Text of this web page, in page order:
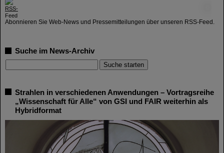
Abonnieren Sie Web-News und Pressemitteilungen über unseren RSS-Feed.
Suche im News-Archiv
Strahlen in verschiedenen Anwendungen – Vortragsreihe
„Wissenschaft für Alle“ von GSI und FAIR weiterhin als
Hybridformat